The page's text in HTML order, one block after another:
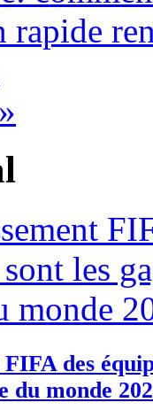
rapide
des
du monde